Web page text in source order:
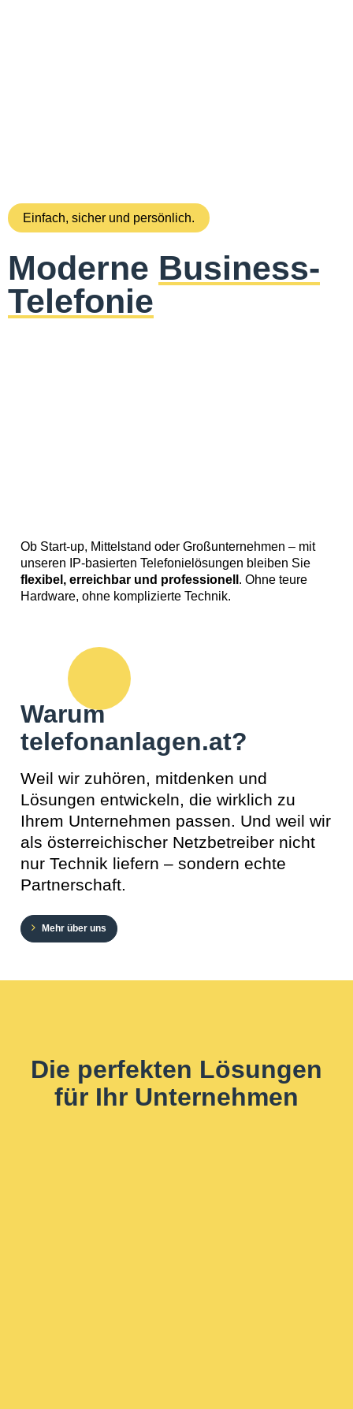
Einfach, sicher und persönlich.
Moderne Business-
Telefonie
Ob Start-up, Mittelstand oder Großunternehmen – mit
unseren IP-basierten Telefonielösungen bleiben Sie
flexibel, erreichbar und professionell . Ohne teure
Hardware, ohne komplizierte Technik.
Warum
telefonanlagen.at?
Weil wir zuhören, mitdenken und
Lösungen entwickeln, die wirklich zu
Ihrem Unternehmen passen. Und weil wir
als österreichischer Netzbetreiber nicht
nur Technik liefern – sondern echte
Partnerschaft.
Mehr über uns
Die perfekten Lösungen
für Ihr Unternehmen